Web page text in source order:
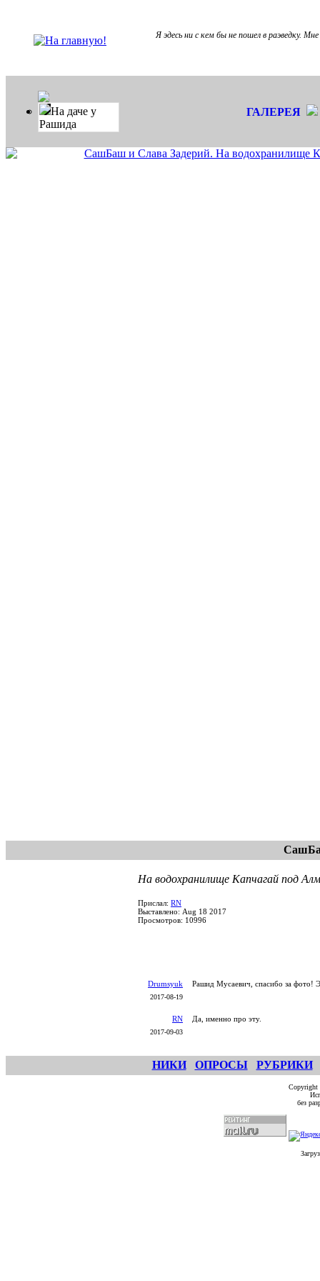
Я эдесь ни с кем бы не пошел в раэведку.
На даче у
Рашида
ГАЛЕРЕЯ
На водохранилище Капчагай под
Прислал: RN
Выставлено: Aug 18 2017
Просмотров: 10996
Drumsyuk
2017-08-19
Рашид Мусаевич, спасибо за фото!
RN
2017-09-03
Да, именно про эту.
НИКИ ОПРОСЫ РУБРИКИ
без